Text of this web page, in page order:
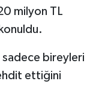
milyon TL
sadece bireyleri
ettiğini